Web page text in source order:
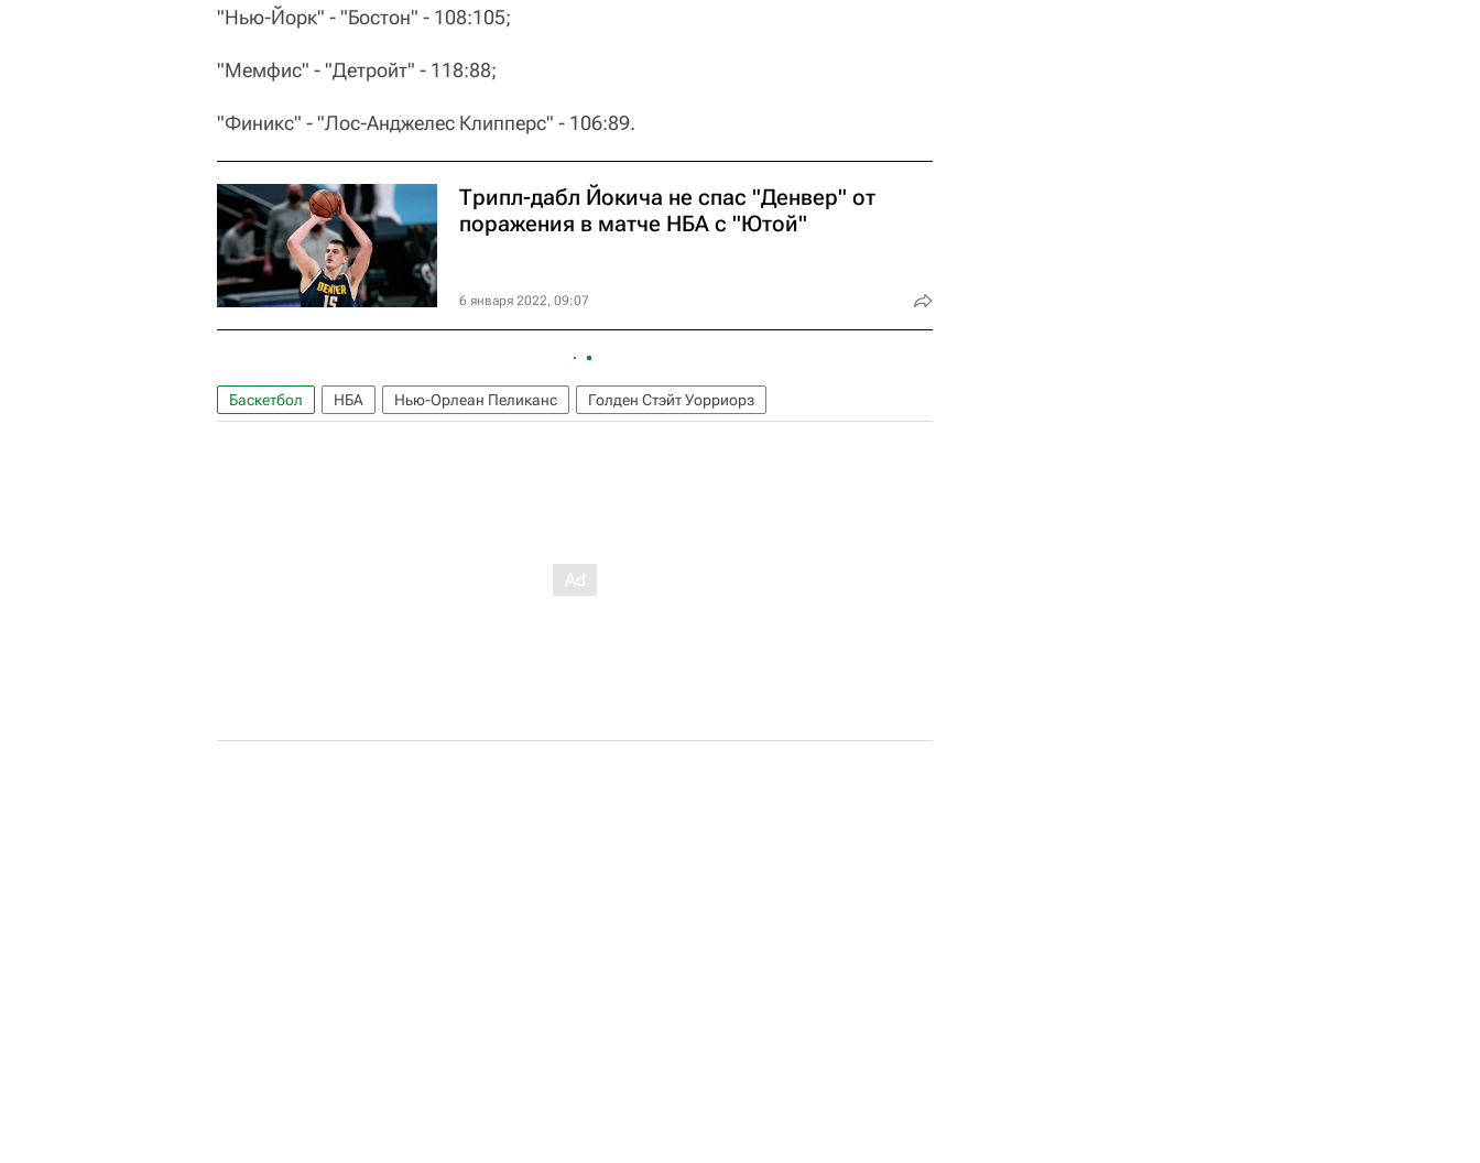
"Нью-Йорк" - "Бостон" - 108:105;
"Мемфис" - "Детройт" - 118:88;
"Финикс" - "Лос-Анджелес Клипперс" - 106:89.
Трипл-дабл Йокича не спас "Денвер" от
поражения в матче НБА с "Ютой"
6 января 2022, 09:07
Баскетбол НБА Нью-Орлеан Пеликанс Голден Стэйт Уорриорз